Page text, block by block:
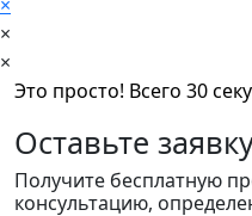
×
×
Это просто! Всего 30
Оставьте
Получите бесплатную
консультацию,